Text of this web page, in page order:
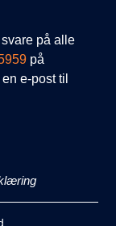
på alle
på
e-post til